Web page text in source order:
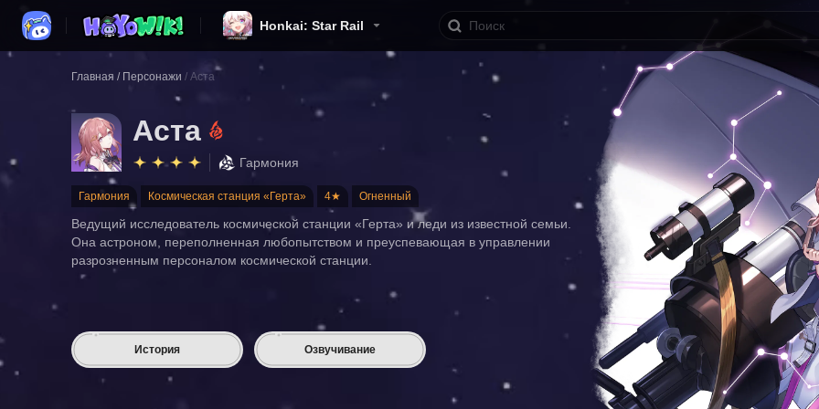
Honkai: Star Rail
Главная / Персонажи / Аста
Аста
Гармония
Гармония Космическая станция «Герта» 4★ Огненный
Ведущий исследователь космической станции «Герта» и леди из известной семьи.
Она астроном, переполненная любопытством и преуспевающая в управлении
разрозненным персоналом космической станции.
История Озвучивание